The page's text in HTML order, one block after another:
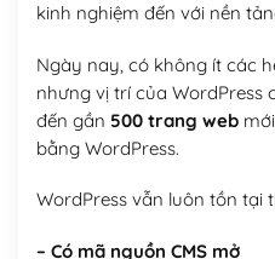
kinh nghiệm đến với nền
Ngày nay, có không ít các
nhưng vị trí của WordPress
đến gần 500 trang webmới
bằng WordPress.
WordPress vẫn luôn tồn tại
– Có mã nguồn CMS mở